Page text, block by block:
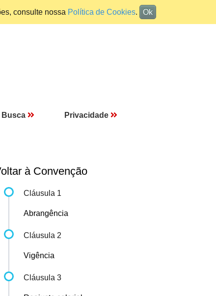
consulte nossa Política de Cookies. Ok
Busca Privacidade
à Convenção
Cláusula 1
Abrangência
Cláusula 2
Vigência
Cláusula 3